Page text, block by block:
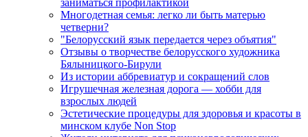
заниматься профилактикой
Многодетная семья: легко ли быть матерью
четверни?
"Белорусский язык передается через объятия"
Отзывы о творчестве белорусского художника
Бялыницкого-Бирули
Из истории аббревиатур и сокращений слов
Игрушечная железная дорога — хобби для
взрослых людей
Эстетические процедуры для здоровья и красоты в
минском клубе Non Stop